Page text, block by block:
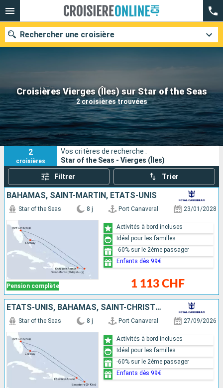
Croisières Vierges (Îles) sur Star of the Seas
2 croisières trouvées
Rechercher une croisière
Nos destinations
Mois de départ
Ports Compagnies
Rechercher
2
croisières
Vos critères de recherche :
Star of the Seas - Vierges (Îles)
Filtrer Trier
BAHAMAS, SAINT-MARTIN, ÉTATS-UNIS
Pension complète
Star of the Seas 8 j Port Canaveral 23/01/2028
1 113 CHF
Activités à bord incluses
Idéal pour les familles
-60% sur le 2ème passager
Enfants dès 99€
ÉTATS-UNIS, BAHAMAS, SAINT-CHRISTOPHE-ET-NIÉVÈS
Star of the Seas 8 j Port Canaveral 27/09/2026
Activités à bord incluses
Idéal pour les familles
-60% sur le 2ème passager
Enfants dès 99€